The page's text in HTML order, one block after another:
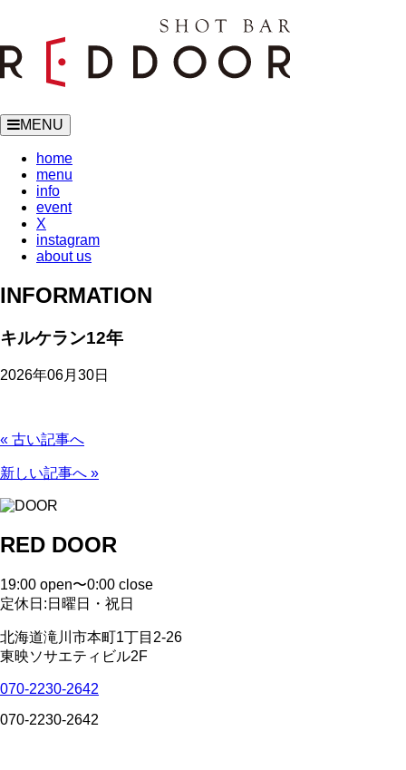
MENU
home
menu
info
event
X
instagram
about us
INFORMATION
キルケラン12年
2026年06月30日
« 古い記事へ
新しい記事へ »
RED DOOR
19:00 open〜0:00 close
定休日:日曜日・祝日
北海道滝川市本町1丁目2-26
東映ソサエティビル2F
070-2230-2642
070-2230-2642